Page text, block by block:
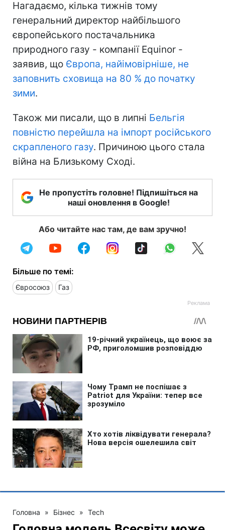
Нагадаємо, кілька тижнів тому
генеральний директор найбільшого
європейського постачальника
природного газу - компанії Equinor -
заявив, що Європа, найімовірніше, не
заповнить сховища на 80 % до початку
зими.
Також ми писали, що в липні Бельгія
повністю перейшла на імпорт російського
скрапленого газу. Причиною цього стала
війна на Близькому Сході.
Не пропустіть головне! Підпишіться на
наші оновлення в Google!
Або читайте нас там, де вам зручно!
Більше по темі:
Євросоюз Газ
Головна » Бізнес » Tech